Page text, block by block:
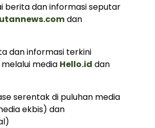
berita dan informasi seputar
dan
dan informasi terkini
media Hello.id dan
serentak di puluhan media
ekbis) dan